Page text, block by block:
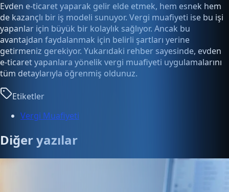
Evden e-ticaret yaparak gelir elde etmek, hem esnek hem
de kazançlı bir iş modeli sunuyor. Vergi muafiyeti ise bu işi
yapanlar için büyük bir kolaylık sağlıyor. Ancak bu
avantajdan faydalanmak için belirli şartları yerine
getirmeniz gerekiyor. Yukarıdaki rehber sayesinde, evden
e-ticaret yapanlara yönelik vergi muafiyeti uygulamalarını
tüm detaylarıyla öğrenmiş oldunuz.
Etiketler
Vergi Muafiyeti
Diğer yazılar